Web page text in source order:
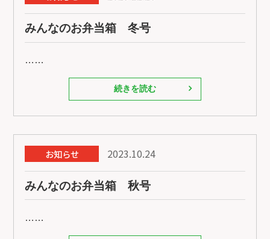
みんなのお弁当箱 冬号
……
続きを読む
お知らせ 2023.10.24
みんなのお弁当箱 秋号
……